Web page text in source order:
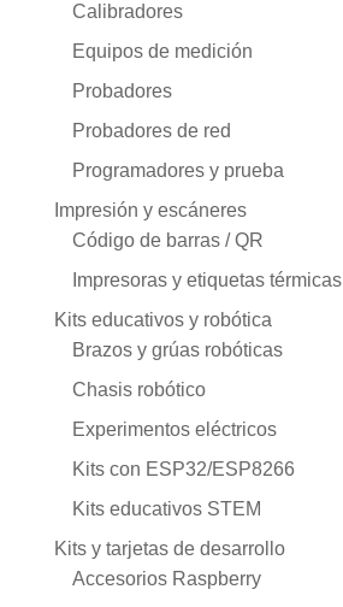
Calibradores
Equipos de medición
Probadores
Probadores de red
Programadores y prueba
Impresión y escáneres
Código de barras / QR
Impresoras y etiquetas térmicas
Kits educativos y robótica
Brazos y grúas robóticas
Chasis robótico
Experimentos eléctricos
Kits con ESP32/ESP8266
Kits educativos STEM
Kits y tarjetas de desarrollo
Accesorios Raspberry